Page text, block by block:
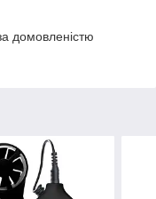
домовленістю